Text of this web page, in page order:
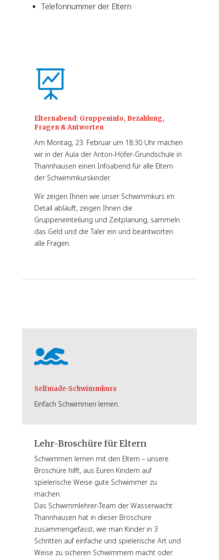
Telefonnummer der Eltern

Elternabend: Gruppeninfo, Bezahlung,
Fragen & Antworten
Am Montag, 23. Februar um 18:30 Uhr machen
wir in der Aula der Anton-Höfer-Grundschule in
Thannhausen einen Infoabend für alle Eltern
der Schwimmkurskinder.
Wir zeigen Ihnen wie unser Schwimmkurs im
Detail abläuft, zeigen Ihnen die
Gruppeneinteilung und Zeitplanung, sammeln
das Geld und die Taler ein und beantworten
alle Fragen.

Selfmade-Schwimmkurs
Einfach Schwimmen lernen.
Lehr-Broschüre für Eltern
Schwimmen lernen mit den Eltern – unsere
Broschüre hilft, aus Euren Kindern auf
spielerische Weise gute Schwimmer zu
machen.
Das Schwimmlehrer-Team der Wasserwacht
Thannhausen hat in dieser Broschüre
zusammengefasst, wie man Kinder in 3
Schritten auf einfache und spielerische Art und
Weise zu sicheren Schwimmern macht oder